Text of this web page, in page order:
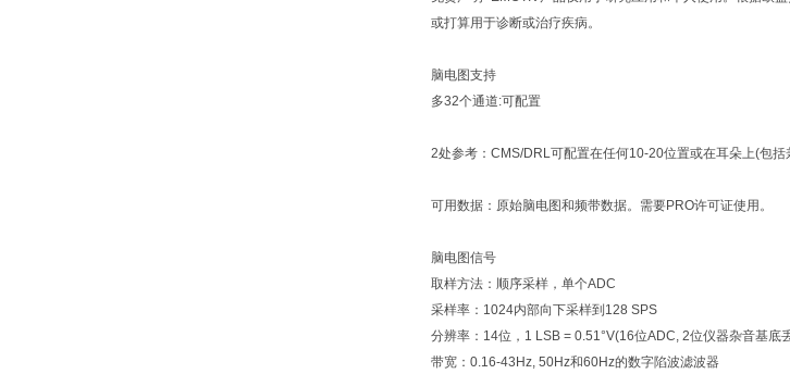
或打算用于诊断或治疗疾病。
脑电图支持
多32个通道:可配置
2处参考： CMS/DRL可配置在任何10-20位置或在耳朵上(包括
可用数据：原始脑电图和频带数据。需要PRO许可证使用。
脑电图信号
取样方法：顺序采样，单个ADC
采样率： 1024内部向下采样到 128 SPS
分辨率： 14位， 1 LSB = 0.51°V(16位ADC, 2位仪器杂音基底
带宽： 0.16-43Hz, 50Hz和60Hz的数字陷波滤波器